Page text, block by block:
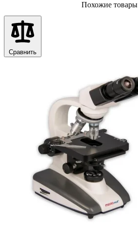
Похожие товары
Сравнить